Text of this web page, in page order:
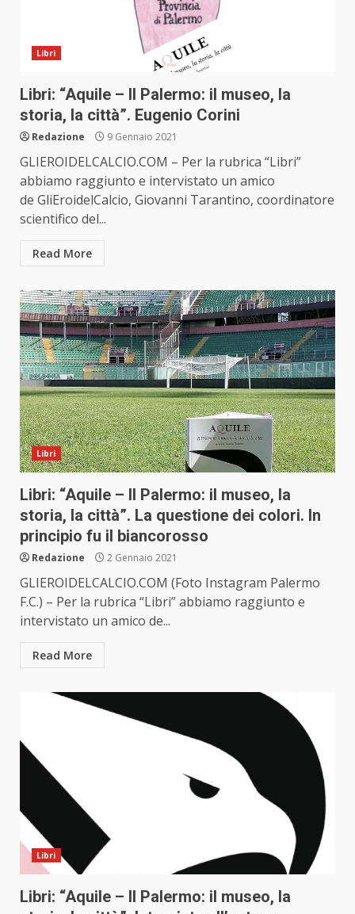
Libri
Libri: “Aquile – Il Palermo: il museo, la
storia, la città”. Eugenio Corini
Redazione 9 Gennaio 2021
GLIEROIDELCALCIO.COM – Per la rubrica “Libri”
abbiamo raggiunto e intervistato un amico
de GliEroidelCalcio, Giovanni Tarantino, coordinatore
scientifico del...
Read More
Libri
Libri: “Aquile – Il Palermo: il museo, la
storia, la città”. La questione dei colori. In
principio fu il biancorosso
Redazione 2 Gennaio 2021
GLIEROIDELCALCIO.COM (Foto Instagram Palermo
F.C.) – Per la rubrica “Libri” abbiamo raggiunto e
intervistato un amico de...
Read More
Libri
Libri: “Aquile – Il Palermo: il museo, la